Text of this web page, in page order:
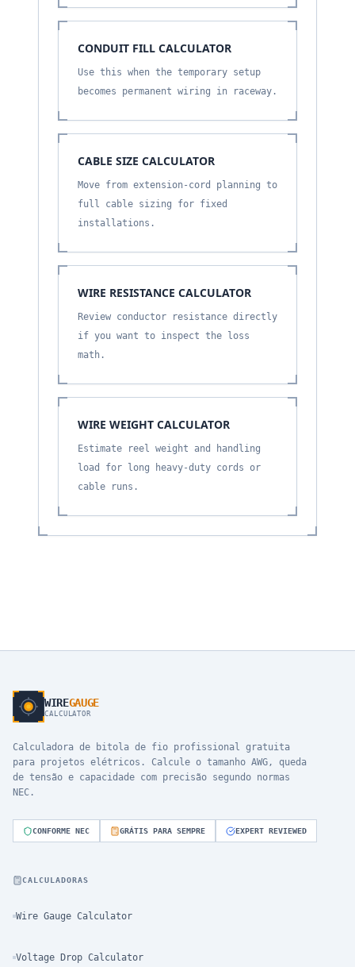
CONDUIT FILL CALCULATOR
Use this when the temporary setup
becomes permanent wiring in raceway.
CABLE SIZE CALCULATOR
Move from extension-cord planning to
full cable sizing for fixed
installations.
WIRE RESISTANCE CALCULATOR
Review conductor resistance directly
if you want to inspect the loss
math.
WIRE WEIGHT CALCULATOR
Estimate reel weight and handling
load for long heavy-duty cords or
cable runs.
WIREGAUGE
CALCULATOR
Calculadora de bitola de fio profissional gratuita
para projetos elétricos. Calcule o tamanho AWG, queda
de tensão e capacidade com precisão segundo normas
NEC.
CONFORME NEC GRÁTIS PARA SEMPRE EXPERT REVIEWED
CALCULADORAS
Wire Gauge Calculator
Voltage Drop Calculator